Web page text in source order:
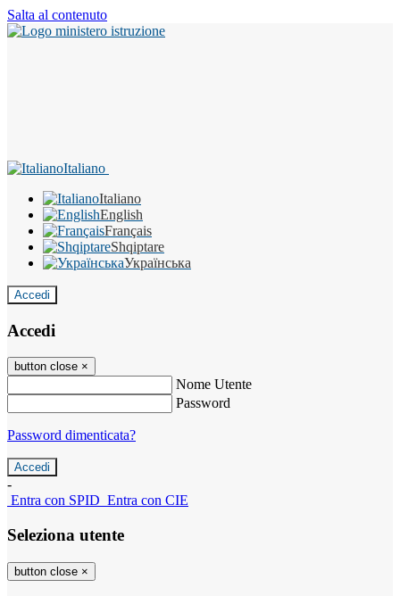
Salta al contenuto
Italiano
Italiano
English
Français
Shqiptare
Українська
Accedi
Accedi
button close ×
Nome Utente
Password
Password dimenticata?
-
Entra con SPID Entra con CIE
Seleziona utente
button close ×